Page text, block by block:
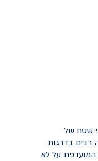
פני שטח של
רבים בדרגות
המועדפת על לא